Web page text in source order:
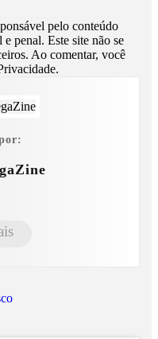
pelo conteúdo
penal. Este site não se
Ao comentar, você